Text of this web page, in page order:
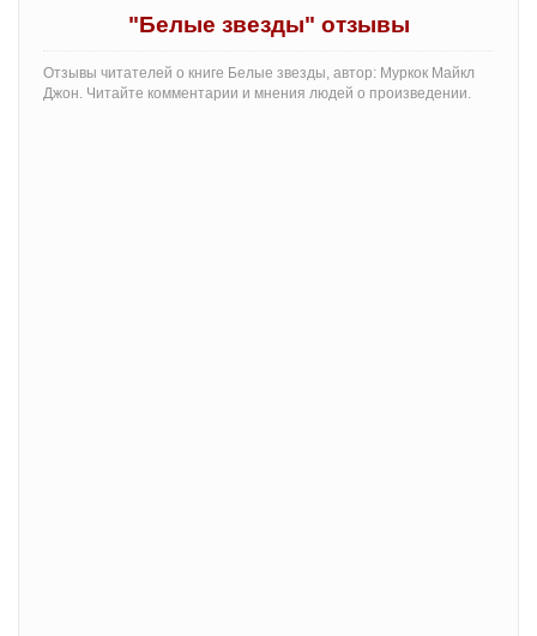
"Белые звезды" отзывы
Отзывы читателей о книге Белые звезды, автор: Муркок Майкл
Джон. Читайте комментарии и мнения людей о произведении.